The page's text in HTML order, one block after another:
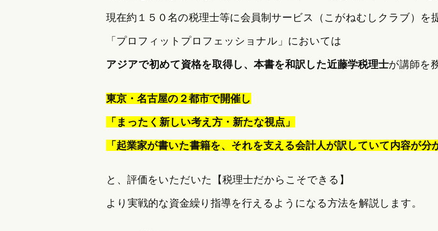
現在約１５０名の税理士等に会員制サービス（こがねむしクラブ）を
「プロフィットプロフェッショナル」においては
アジアで初めて資格を取得し、本書を和訳した近藤学税理士が講師を
東京・名古屋の２都市で開催し
「まったく新しい考え方・新たな視点」
「起業家が書いた書籍を、それを支える会計人が訳していて内容が分
と、評価をいただいた【税理士だからこそできる】
より実戦的な資金繰り指導を行えるようになる方法を解説します。